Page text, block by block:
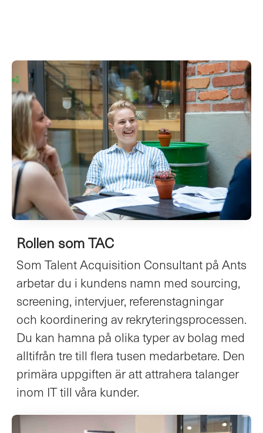
Rollen som TAC
Som Talent Acquisition Consultant på Ants
arbetar du i kundens namn med sourcing,
screening, intervjuer, referenstagningar
och koordinering av rekryteringsprocessen.
Du kan hamna på olika typer av bolag med
alltifrån tre till flera tusen medarbetare. Den
primära uppgiften är att attrahera talanger
inom IT till våra kunder.